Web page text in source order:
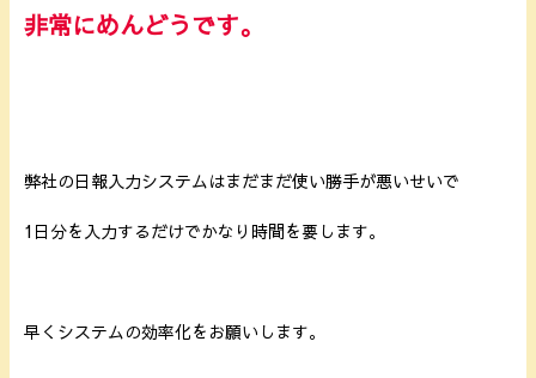
非常にめんどうです。
弊社の日報入力システムはまだまだ使い勝手が悪いせいで
1日分を入力するだけでかなり時間を要します。
早くシステムの効率化をお願いします。